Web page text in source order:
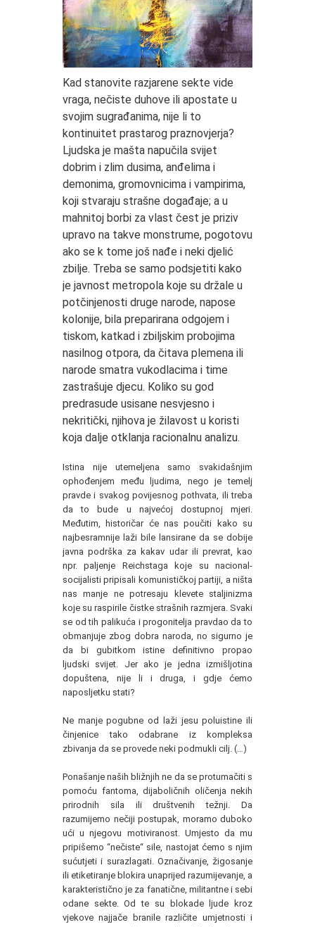
Kad stanovite razjarene sekte vide
vraga, nečiste duhove ili apostate u
svojim sugrađanima, nije li to
kontinuitet prastarog praznovjerja?
Ljudska je mašta napučila svijet
dobrim i zlim dusima, anđelima i
demonima, gromovnicima i vampirima,
koji stvaraju strašne događaje; a u
mahnitoj borbi za vlast čest je priziv
upravo na takve monstrume, pogotovu
ako se k tome još nađe i neki djelić
zbilje. Treba se samo podsjetiti kako
je javnost metropola koje su držale u
potčinjenosti druge narode, napose
kolonije, bila preparirana odgojem i
tiskom, katkad i zbiljskim probojima
nasilnog otpora, da čitava plemena ili
narode smatra vukodlacima i time
zastrašuje djecu. Koliko su god
predrasude usisane nesvjesno i
nekritički, njihova je žilavost u koristi
koja dalje otklanja racionalnu analizu.
Istina nije utemeljena samo svakidašnjim
ophođenjem među ljudima, nego je temelj
pravde i svakog povijesnog pothvata, ili treba
da to bude u najvećoj dostupnoj mjeri.
Međutim, historičar će nas poučiti kako su
najbesramnije laži bile lansirane da se dobije
javna podrška za kakav udar ili prevrat, kao
npr. paljenje Reichstaga koje su nacional-
socijalisti pripisali komunističkoj partiji, a ništa
nas manje ne potresaju klevete staljinizma
koje su raspirile čistke strašnih razmjera. Svaki
se od tih palikuća i progonitelja pravdao da to
obmanjuje zbog dobra naroda, no sigurno je
da bi gubitkom istine definitivno propao
ljudski svijet. Jer ako je jedna izmišljotina
dopuštena, nije li i druga, i gdje ćemo
naposljetku stati?
Ne manje pogubne od laži jesu poluistine ili
činjenice tako odabrane iz kompleksa
zbivanja da se provede neki podmukli cilj. (…)
Ponašanje naših bližnjih ne da se protumačiti s
pomoću fantoma, dijaboličnih oličenja nekih
prirodnih sila ili društvenih težnji. Da
razumijemo nečiji postupak, moramo duboko
ući u njegovu motiviranost. Umjesto da mu
pripišemo “nečiste“ sile, nastojat ćemo s njim
sućutjeti i surazlagati. Označivanje, žigosanje
ili etiketiranje blokira unaprijed razumijevanje, a
karakteristično je za fanatične, militantne i sebi
odane sekte. Od te su blokade ljude kroz
vjekove najjače branile različite umjetnosti i